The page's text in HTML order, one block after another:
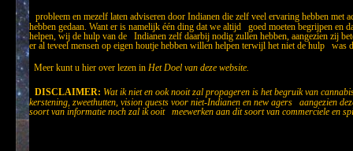
probleem en mezelf laten adviseren door Indianen die zelf veel ervaring hebben met
hebben gedaan. Want er is namelijk één ding dat we altijd goed moeten begrijpen en
helpen, wij de hulp van de Indianen zelf daarbij nodig zullen hebben, aangezien zij
er al teveel mensen op eigen houtje hebben willen helpen terwijl het niet de hulp was
Meer kunt u hier over lezen in Het Doel van deze website.
DISCLAIMER: Wat ik niet en ook nooit zal propageren is het begruik van
kerstening, zweethutten, vision quests voor niet-Indianen en new agers aangezien
soort van informatie noch zal ik ooit meewerken aan dit soort van commerciele en